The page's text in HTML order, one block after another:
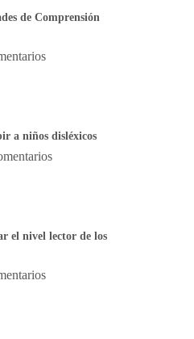
de Comprensión
a niños disléxicos
el nivel lector de los